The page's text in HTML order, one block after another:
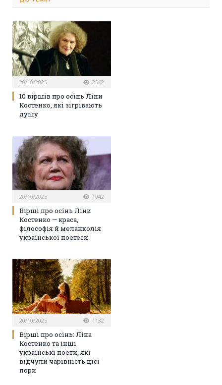
20/10/2025 2562
10 віршів про осінь Ліни
Костенко, які зігрівають
душу
20/10/2025 1042
Вірші про осінь Ліни
Костенко — краса,
філософія й меланхолія
української поетеси
20/10/2025 1132
Вірші про осінь: Ліна
Костенко та інші
українські поети, які
відчули чарівність цієї
пори